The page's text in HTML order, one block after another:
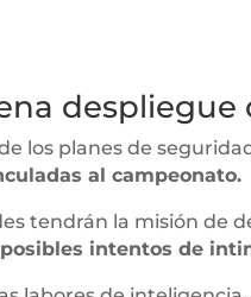
despliegue
los planes de
al campeonato.
tendrán la misión de
intentos de